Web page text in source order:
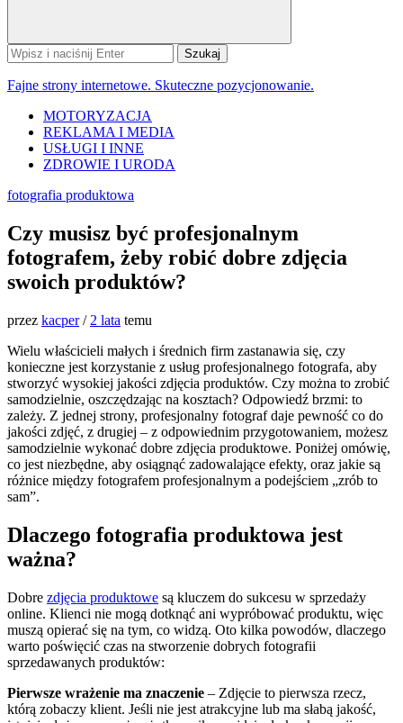
Szukaj:
Fajne strony internetowe. Skuteczne pozycjonowanie.
MOTORYZACJA
REKLAMA I MEDIA
USŁUGI I INNE
ZDROWIE I URODA
fotografia produktowa
Czy musisz być profesjonalnym
fotografem, żeby robić dobre zdjęcia
swoich produktów?
przez kacper/ 2 lata temu
Wielu właścicieli małych i średnich firm zastanawia się, czy
konieczne jest korzystanie z usług profesjonalnego fotografa, aby
stworzyć wysokiej jakości zdjęcia produktów. Czy można to zrobić
samodzielnie, oszczędzając na kosztach? Odpowiedź brzmi: to
zależy. Z jednej strony, profesjonalny fotograf daje pewność co do
jakości zdjęć, z drugiej – z odpowiednim przygotowaniem, możesz
samodzielnie wykonać dobre zdjęcia produktowe. Poniżej omówię,
co jest niezbędne, aby osiągnąć zadowalające efekty, oraz jakie są
różnice między fotografem profesjonalnym a podejściem „zrób to
sam”.
Dlaczego fotografia produktowa jest
ważna?
Dobre zdjęcia produktowe są kluczem do sukcesu w sprzedaży
online. Klienci nie mogą dotknąć ani wypróbować produktu, więc
muszą opierać się na tym, co widzą. Oto kilka powodów, dlaczego
warto poświęcić czas na stworzenie dobrych fotografii
sprzedawanych produktów:
Pierwsze wrażenie ma znaczenie – Zdjęcie to pierwsza rzecz,
którą zobaczy klient. Jeśli nie jest atrakcyjne lub ma słabą jakość,